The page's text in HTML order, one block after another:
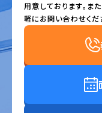
用意しております。ま
軽にお問い合わせくだ